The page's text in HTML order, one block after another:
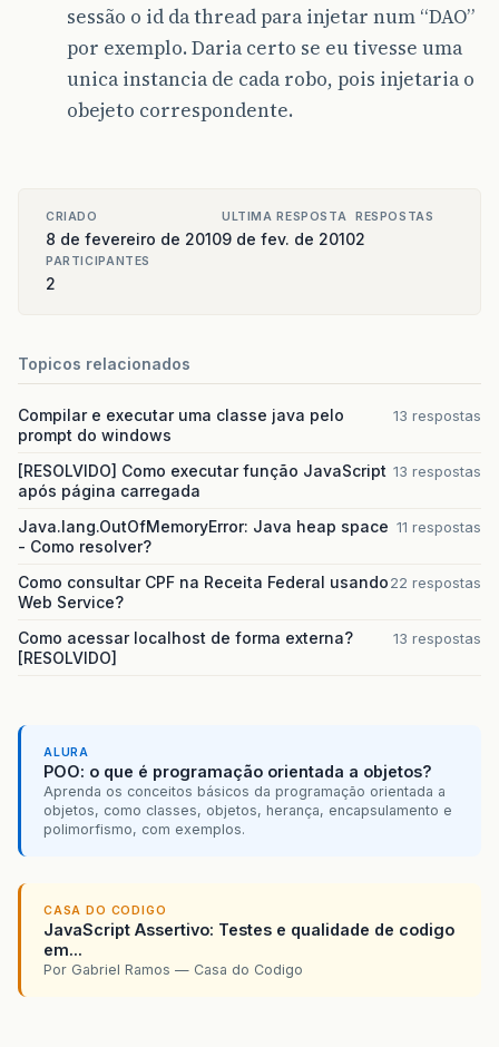
sessão o id da thread para injetar num “DAO”
por exemplo. Daria certo se eu tivesse uma
unica instancia de cada robo, pois injetaria o
obejeto correspondente.
CRIADO
8 de fevereiro de 2010
ULTIMA RESPOSTA
9 de fev. de 2010
RESPOSTAS
2
PARTICIPANTES
2
Topicos relacionados
Compilar e executar uma classe java pelo
prompt do windows
13 respostas
[RESOLVIDO] Como executar função JavaScript
após página carregada
13 respostas
Java.lang.OutOfMemoryError: Java heap space
- Como resolver?
11 respostas
Como consultar CPF na Receita Federal usando
Web Service?
22 respostas
Como acessar localhost de forma externa?
[RESOLVIDO]
13 respostas
ALURA
POO: o que é programação orientada a objetos?
Aprenda os conceitos básicos da programação orientada a
objetos, como classes, objetos, herança, encapsulamento e
polimorfismo, com exemplos.
CASA DO CODIGO
JavaScript Assertivo: Testes e qualidade de codigo
em...
Por Gabriel Ramos — Casa do Codigo